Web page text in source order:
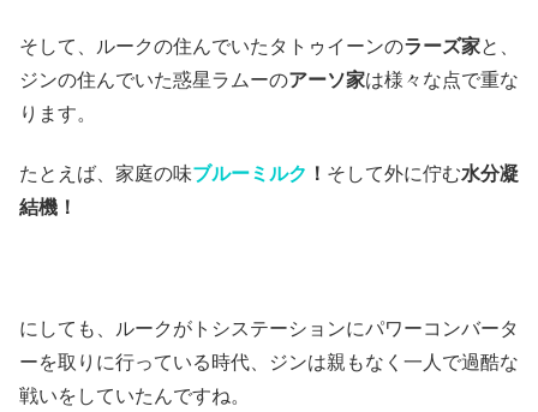
そして、ルークの住んでいたタトゥイーンのラーズ家と、
ジンの住んでいた惑星ラムーのアーソ家は様々な点で重な
ります。
たとえば、家庭の味ブルーミルク ！ そして外に佇む水分凝
結機！
にしても、ルークがトシステーションにパワーコンバータ
ーを取りに行っている時代、ジンは親もなく一人で過酷な
戦いをしていたんですね。